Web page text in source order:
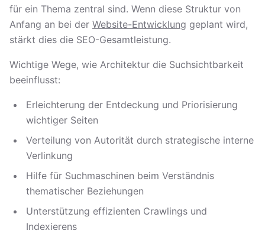
für ein Thema zentral sind. Wenn diese Struktur von
Anfang an bei der Website-Entwicklung geplant wird,
stärkt dies die SEO-Gesamtleistung.
Wichtige Wege, wie Architektur die Suchsichtbarkeit
beeinflusst:
Erleichterung der Entdeckung und Priorisierung
wichtiger Seiten
Verteilung von Autorität durch strategische interne
Verlinkung
Hilfe für Suchmaschinen beim Verständnis
thematischer Beziehungen
Unterstützung effizienten Crawlings und
Indexierens